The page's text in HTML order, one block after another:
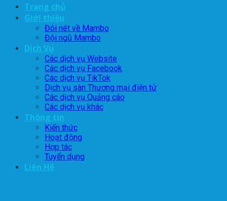
Trang chủ
Giới thiệu
Đôi nét về Mambo
Đội ngũ Mambo
Dịch Vụ
Các dịch vụ Website
Các dịch vụ Facebook
Các dịch vụ TikTok
Dịch vụ sàn Thương mại điện tử
Các dịch vụ Quảng cáo
Các dịch vụ khác
Thông tin
Kiến thức
Hoạt động
Hợp tác
Tuyển dụng
Liên Hệ